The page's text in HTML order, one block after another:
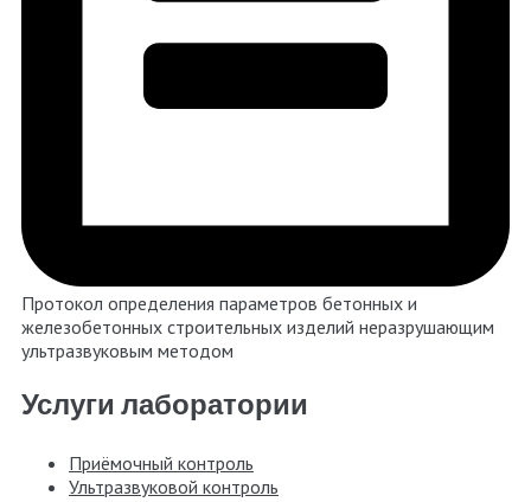
Протокол определения параметров бетонных и
железобетонных строительных изделий неразрушающим
ультразвуковым методом
Услуги лаборатории
Приёмочный контроль
Ультразвуковой контроль